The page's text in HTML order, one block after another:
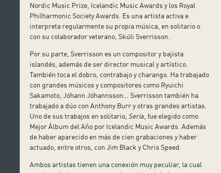
Nordic Music Prize, Icelandic Music Awards y los Royal
Philharmonic Society Awards. Es una artista activa e
interpreta regularmente su propia música, en solitario o
con su colaborador veterano, Skúli Sverrisson.
Por su parte, Sverrisson es un compositor y bajista
islandés, además de ser director musical y artístico.
También toca el dobro, contrabajo y charango. Ha trabajado
con grandes músicos y compositores como Ryuichi
Sakamoto, Jóhann Jóhannsson… Sverrisson también ha
trabajado a dúo con Anthony Burr y otras grandes artistas.
Uno de sus trabajos en solitario,Sería , fue elegido como
Mejor Álbum del Año por Icelandic Music Awards. Además
de haber aparecido en más de cien grabaciones y haber
actuado, entre otros, con Jim Black y Chris Speed.
Ambos artistas tienen una conexión muy peculiar, la cual